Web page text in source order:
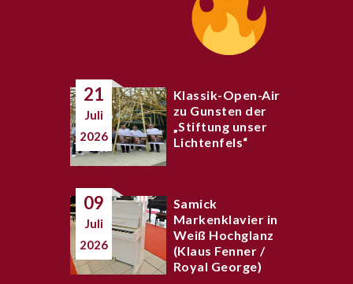
21
Juli
2026
Klassik-Open-Air
zu Gunsten der
„Stiftung unser
Lichtenfels“
09
Juli
2026
Samick
Markenklavier in
Weiß Hochglanz
(Klaus Fenner /
Royal George)